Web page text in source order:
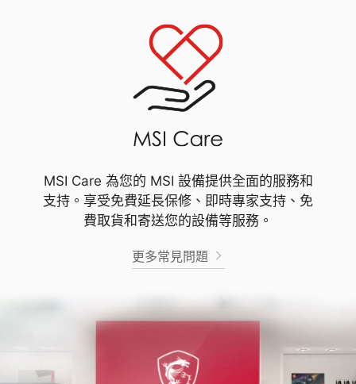
MSI Care 為您的 MSI 設備提供全面的服務和
支持。享受免費延長保修、即時專家支持、免
費取貨和寄送您的設備等服務。
更多常見問題